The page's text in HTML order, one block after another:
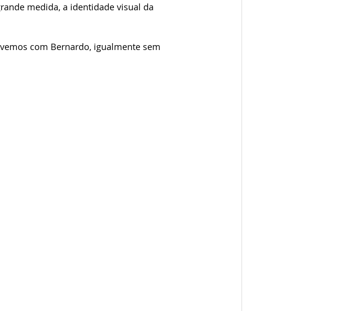
medida, a identidade visual da
com Bernardo, igualmente sem